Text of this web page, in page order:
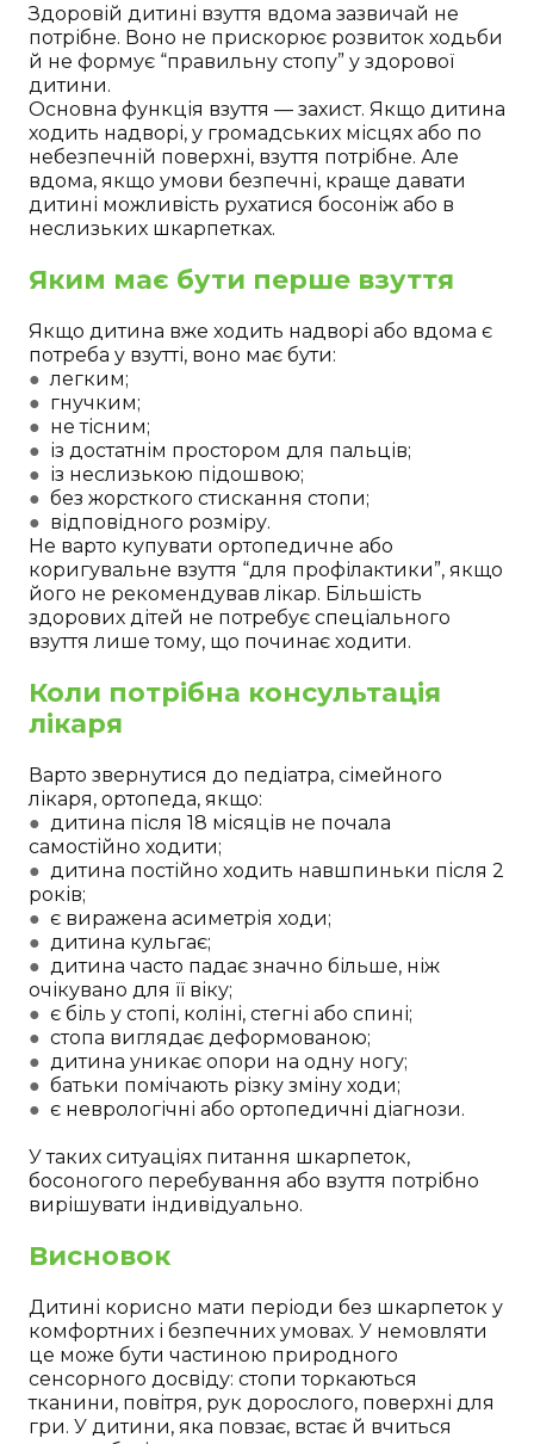
Здоровій дитині взуття вдома зазвичай не
потрібне. Воно не прискорює розвиток ходьби
й не формує “правильну стопу” у здорової
дитини.
Основна функція взуття — захист. Якщо дитина
ходить надворі, у громадських місцях або по
небезпечній поверхні, взуття потрібне. Але
вдома, якщо умови безпечні, краще давати
дитині можливість рухатися босоніж або в
неслизьких шкарпетках.
Яким має бути перше взуття
Якщо дитина вже ходить надворі або вдома є
потреба у взутті, воно має бути:
●легким;
● гнучким;
● не тісним;
● із достатнім простором для пальців;
● із неслизькою підошвою;
● без жорсткого стискання стопи;
● відповідного розміру.
Не варто купувати ортопедичне або
коригувальне взуття “для профілактики”, якщо
його не рекомендував лікар. Більшість
здорових дітей не потребує спеціального
взуття лише тому, що починає ходити.
Коли потрібна консультація
лікаря
Варто звернутися до педіатра, сімейного
лікаря, ортопеда, якщо:
● дитина після 18 місяців не почала
самостійно ходити;
● дитина постійно ходить навшпиньки після 2
років;
● є виражена асиметрія ходи;
● дитина кульгає;
● дитина часто падає значно більше, ніж
очікувано для її віку;
● є біль у стопі, коліні, стегні або спині;
● стопа виглядає деформованою;
● дитина уникає опори на одну ногу;
● батьки помічають різку зміну ходи;
● є неврологічні або ортопедичні діагнози.
У таких ситуаціях питання шкарпеток,
босоногого перебування або взуття потрібно
вирішувати індивідуально.
Висновок
Дитині корисно мати періоди без шкарпеток у
комфортних і безпечних умовах. У немовляти
це може бути частиною природного
сенсорного досвіду: стопи торкаються
тканини, повітря, рук дорослого, поверхні для
гри. У дитини, яка повзає, встає й вчиться